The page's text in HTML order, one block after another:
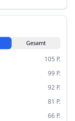
Gesamt
105 P.
99 P.
92 P.
81 P.
66 P.